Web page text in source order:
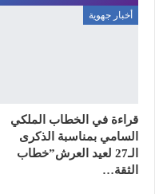
أخبار جهوية
قراءة في الخطاب الملكي
السامي بمناسبة الذكرى
الـ27 لعيد العرش”خطاب
الثقة…